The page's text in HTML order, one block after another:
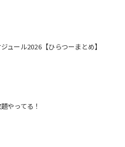
ュール2026【ひらつーまとめ】
やってる！